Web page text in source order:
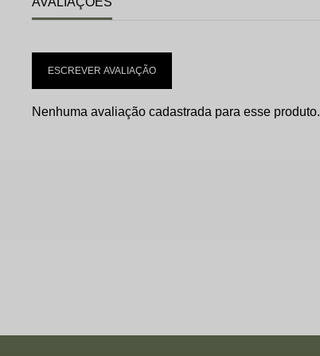
ESCREVER AVALIAÇÃO
Nenhuma avaliação cadastrada para esse produto.